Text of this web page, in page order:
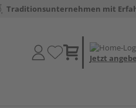
Traditionsunternehmen mit
Jetzt